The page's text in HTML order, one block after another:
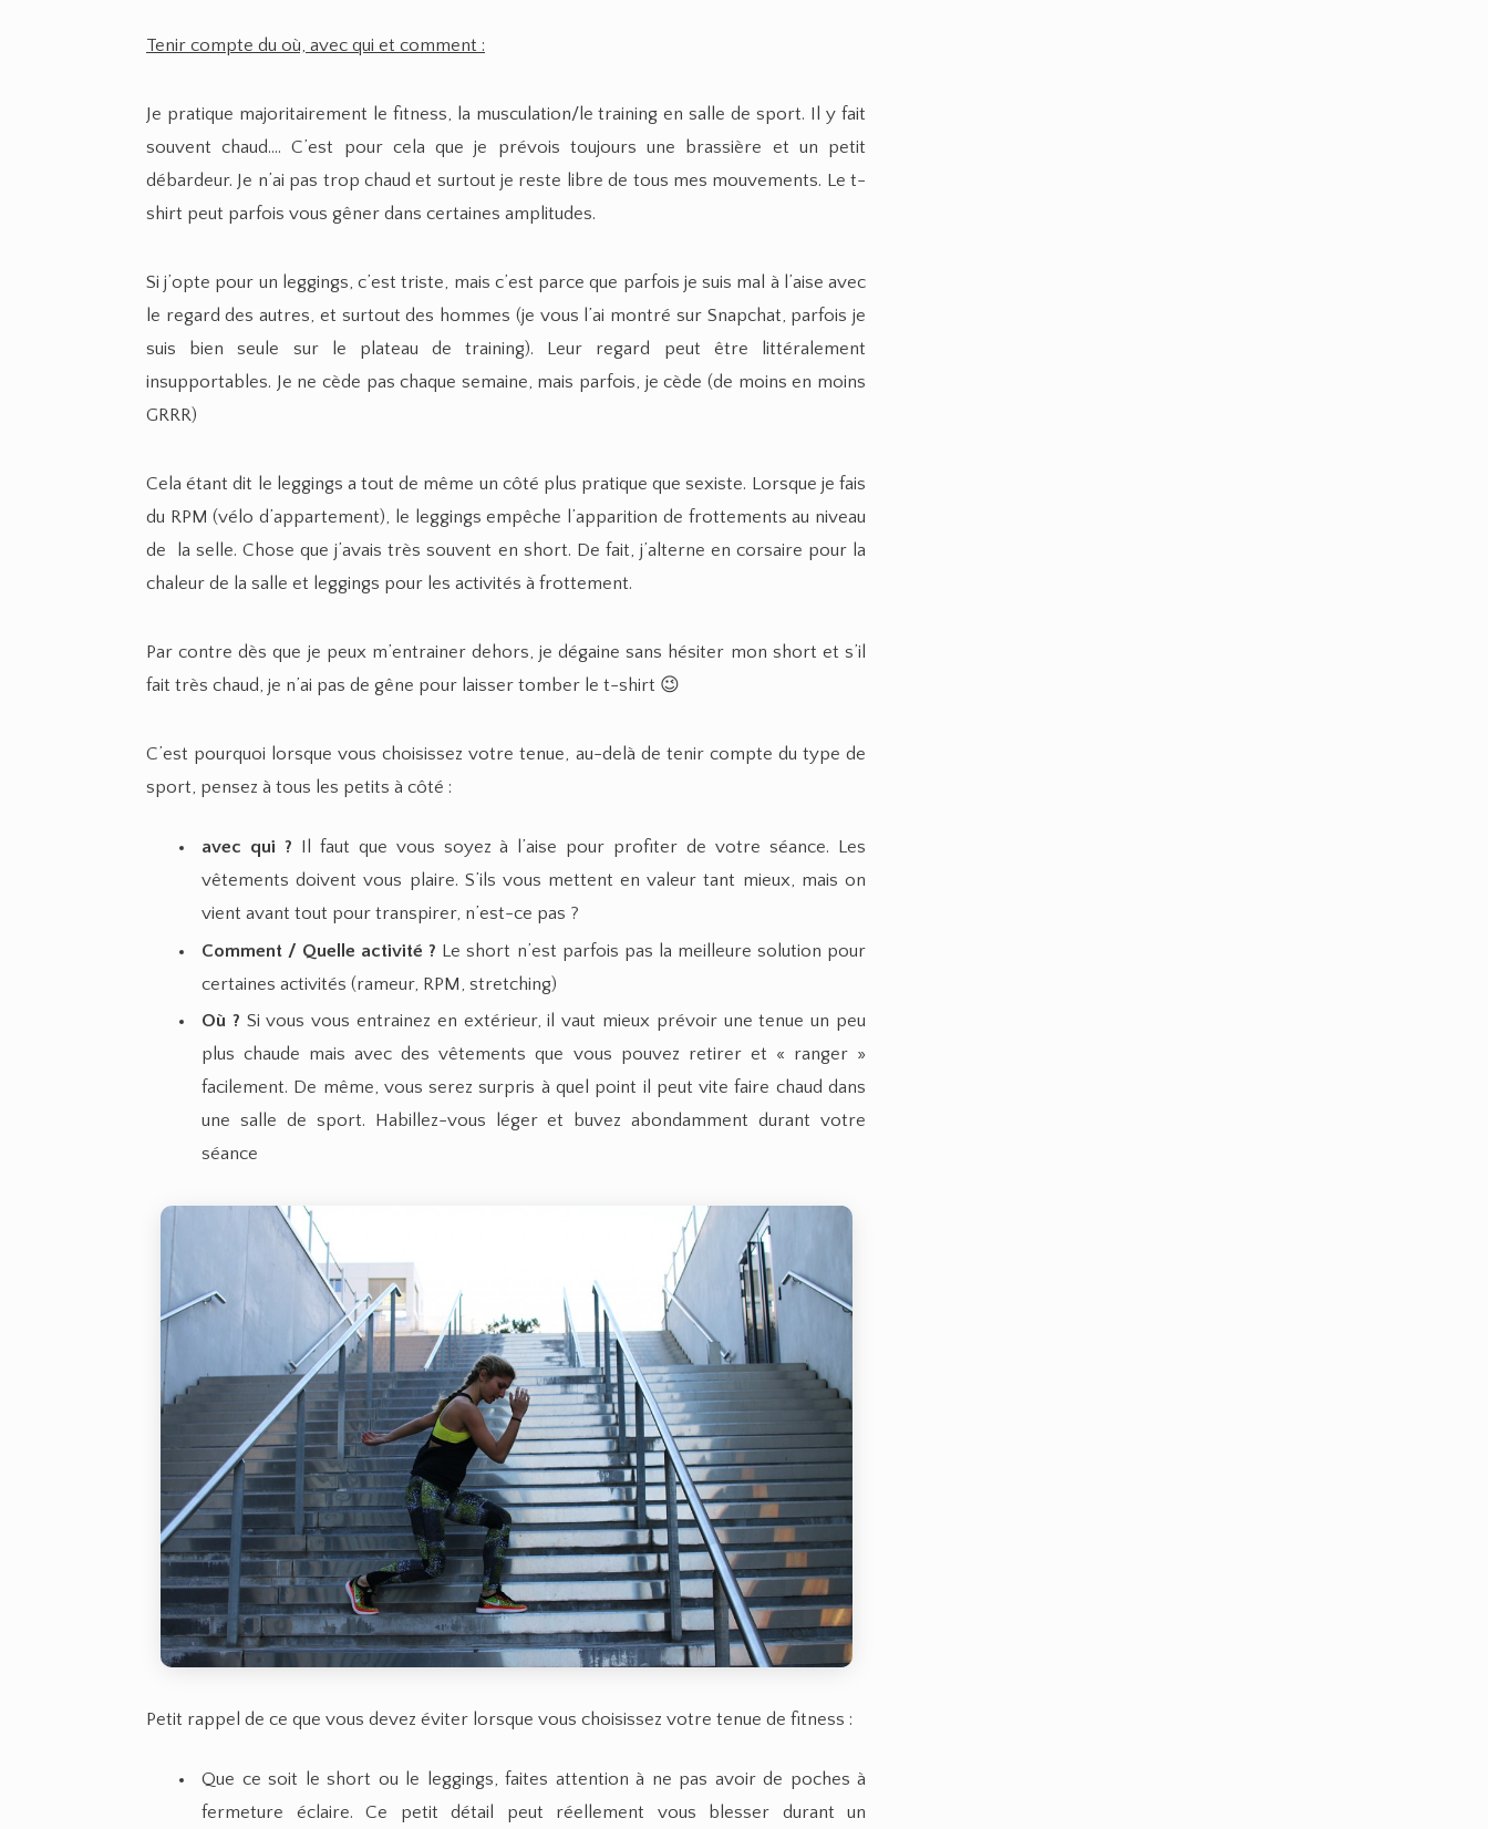
Tenir compte du où, avec qui et comment :
Je pratique majoritairement le fitness, la musculation/le training en salle de sport. Il y fait
souvent chaud…. C’est pour cela que je prévois toujours une brassière et un petit
débardeur. Je n’ai pas trop chaud et surtout je reste libre de tous mes mouvements. Le t-
shirt peut parfois vous gêner dans certaines amplitudes.
Si j’opte pour un leggings, c’est triste, mais c’est parce que parfois je suis mal à l’aise avec
le regard des autres, et surtout des hommes (je vous l’ai montré sur Snapchat, parfois je
suis bien seule sur le plateau de training). Leur regard peut être littéralement
insupportables. Je ne cède pas chaque semaine, mais parfois, je cède (de moins en moins
GRRR)
Cela étant dit le leggings a tout de même un côté plus pratique que sexiste. Lorsque je fais
du RPM (vélo d’appartement), le leggings empêche l’apparition de frottements au niveau
de la selle. Chose que j’avais très souvent en short. De fait, j’alterne en corsaire pour la
chaleur de la salle et leggings pour les activités à frottement.
Par contre dès que je peux m’entrainer dehors, je dégaine sans hésiter mon short et s’il
fait très chaud, je n’ai pas de gêne pour laisser tomber le t-shirt 😉
C’est pourquoi lorsque vous choisissez votre tenue, au-delà de tenir compte du type de
sport, pensez à tous les petits à côté :
avec qui ? Il faut que vous soyez à l’aise pour profiter de votre séance. Les
vêtements doivent vous plaire. S’ils vous mettent en valeur tant mieux, mais on
vient avant tout pour transpirer, n’est-ce pas ?
Comment / Quelle activité ? Le short n’est parfois pas la meilleure solution pour
certaines activités (rameur, RPM, stretching)
Où ? Si vous vous entrainez en extérieur, il vaut mieux prévoir une tenue un peu
plus chaude mais avec des vêtements que vous pouvez retirer et « ranger »
facilement. De même, vous serez surpris à quel point il peut vite faire chaud dans
une salle de sport. Habillez-vous léger et buvez abondamment durant votre
séance
Petit rappel de ce que vous devez éviter lorsque vous choisissez votre tenue de fitness :
Que ce soit le short ou le leggings, faites attention à ne pas avoir de poches à
fermeture éclaire. Ce petit détail peut réellement vous blesser durant un